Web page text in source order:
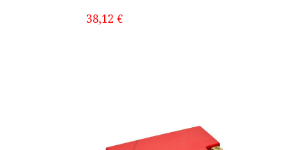
38,12 €